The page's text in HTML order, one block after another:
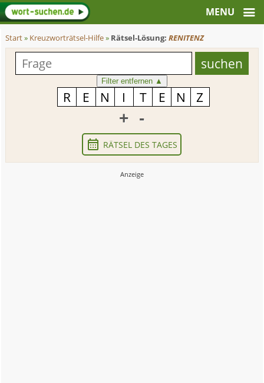
Start» Kreuzworträtsel-Hilfe» Rätsel-Lösung:RENITENZ
Filter entfernen ▲
+ -
RÄTSEL DES TAGES